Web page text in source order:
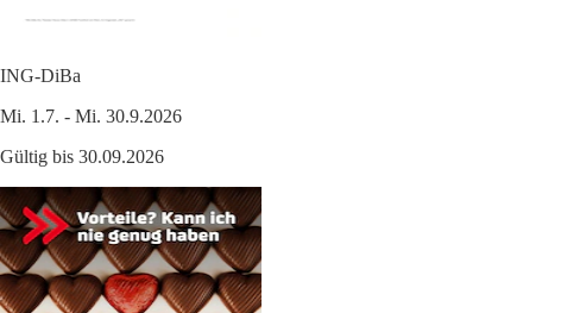
ING-DiBa
Mi. 1.7. - Mi. 30.9.2026
Gültig bis 30.09.2026